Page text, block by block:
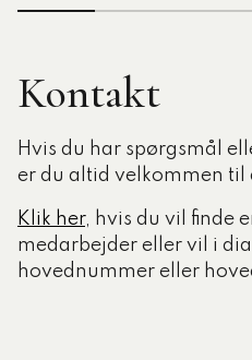
Kontakt
Hvis du har spørgsmål
er du altid velkommen til
Klik her, hvis du vil finde
medarbejder eller vil i
hovednummer eller